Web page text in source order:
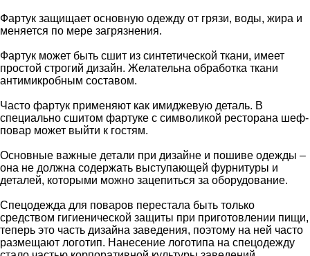
Фартук защищает основную одежду от грязи, воды, жира и
меняется по мере загрязнения.
Фартук может быть сшит из синтетической ткани, имеет
простой строгий дизайн. Желательна обработка ткани
антимикробным составом.
Часто фартук применяют как имиджевую деталь. В
специально сшитом фартуке с символикой ресторана шеф-
повар может выйти к гостям.
Основные важные детали при дизайне и пошиве одежды –
она не должна содержать выступающей фурнитуры и
деталей, которыми можно зацепиться за оборудование.
Спецодежда для поваров перестала быть только
средством гигиенической защиты при приготовлении пищи,
теперь это часть дизайна заведения, поэтому на ней часто
размещают логотип. Нанесение логотипа на спецодежду